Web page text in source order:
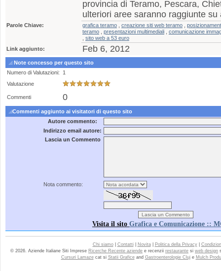
provincia di Teramo, Pescara,
ulteriori aree saranno raggiunte su
Parole Chiave: grafica teramo creazione siti web teramo
teramo
presentazioni multimediali
comunicazione
sito web a 53 euro
Link aggiunto:
Feb 6, 2012
Note concesso per questo sito
Numero di Valutazioni:
1
Valutazione
Commenti 0
Commenti aggiunto ai visitatori di questo sito
Autore commento:
Indirizzo email autore:
Lascia un Commento
Nota commento:
Visita il sito Grafica e Comunicazione ::
Chi siamo| Contatti| Novita| Politica della Privacy|
© 2026. Aziende Italiane Siti Imprese Ricerche Recente aziende e recenzii restaurante si web design
Cursuri Lamazecat si Statii Graficeand Gastroenterologie Cluje Mulch